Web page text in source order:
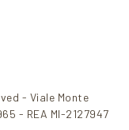
- Viale Monte
- REA MI-2127947